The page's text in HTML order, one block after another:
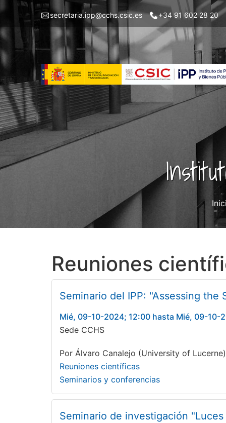
Pasar
contenido
principal
Menu
IPP
secretaria.ipp@cchs.csic.es +34 91 602 28 20
Reuniones
Seminario del IPP: "Assessing
Mié, 09-10-2024; 12:00 hasta Mié, 09-10-
Sede CCHS
Por Álvaro Canalejo (University of
Reuniones científicas
Seminarios y conferencias
Seminario de investigación